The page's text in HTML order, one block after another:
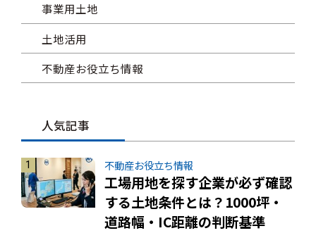
事業用土地
土地活用
不動産お役立ち情報
人気記事
不動産お役立ち情報
工場用地を探す企業が必ず確認
する土地条件とは？1000坪・
道路幅・IC距離の判断基準